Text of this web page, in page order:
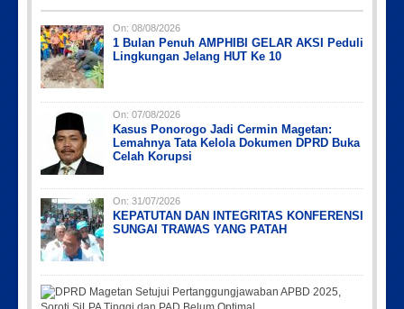
IMG_20230730_152959
Picsart_23-04-12_11-55-35-604
Picsart_23-04-12_12-24-51-034
Picsart_23-04-02_13-27-26-448
IMG-20191006-WA0043
On: 08/08/2026
1 Bulan Penuh AMPHIBI GELAR AKSI Peduli
Lingkungan Jelang HUT Ke 10
On: 07/08/2026
Kasus Ponorogo Jadi Cermin Magetan:
Lemahnya Tata Kelola Dokumen DPRD Buka
Celah Korupsi
On: 31/07/2026
KEPATUTAN DAN INTEGRITAS KONFERENSI
SUNGAI TRAWAS YANG PATAH